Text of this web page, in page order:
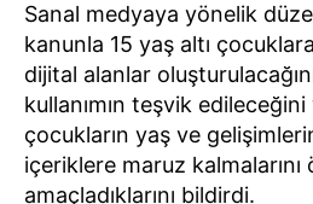
Sanal medyaya yönelik
kanunla 15 yaş altı
dijital alanlar
kullanımın teşvik
çocukların yaş ve
içeriklere maruz kalmalarını
amaçladıklarını bildirdi.